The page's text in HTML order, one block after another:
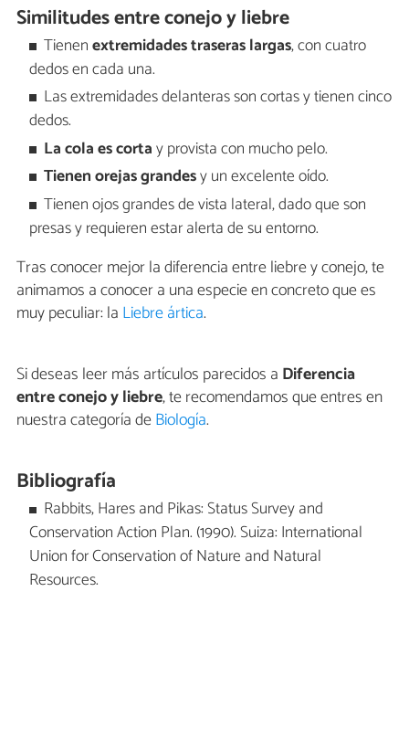
Similitudes entre conejo y liebre
Tienenextremidades traseras largas, con cuatro
dedos en cada una.
Las extremidades delanteras son cortas y tienen cinco
dedos.
La cola es cortay provista con mucho pelo.
Tienen orejas grandesy un excelente oído.
Tienen ojos grandes de vista lateral, dado que son
presas y requieren estar alerta de su entorno.
Tras conocer mejor la diferencia entre liebre y conejo, te
animamos a conocer a una especie en concreto que es
muy peculiar: la Liebre ártica.
Si deseas leer más artículos parecidos a Diferencia
entre conejo y liebre, te recomendamos que entres en
nuestra categoría deBiología.
Bibliografía
Rabbits, Hares and Pikas: Status Survey and
Conservation Action Plan. (1990). Suiza: International
Union for Conservation of Nature and Natural
Resources.